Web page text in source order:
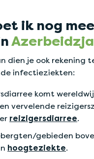
ik nog
dien je ook rekening
infectieziekten:
komt
vervelende
reizigersdiarree.
gebieden
hoogteziekte.